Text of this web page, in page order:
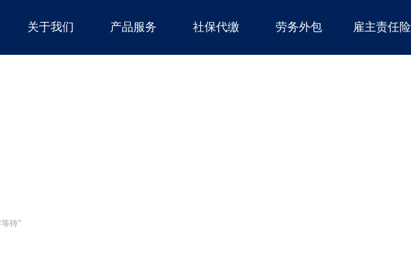
关于我们 产品服务 社保代缴 劳务外包 雇主责任险
待”